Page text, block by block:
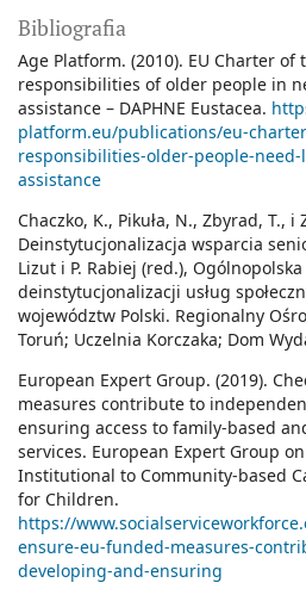
Bibliografia
Age Platform. (2010). EU Charter
responsibilities of older people in
assistance – DAPHNE Eustacea.
platform.eu/publications/eu-
responsibilities-older-people-
assistance
Chaczko, K., Pikuła, N., Zbyrad, T., i
Deinstytucjonalizacja wsparcia
Lizut i P. Rabiej (red.),
deinstytucjonalizacji usług
województw Polski. Regionalny
Toruń; Uczelnia Korczaka; Dom
European Expert Group. (2019).
measures contribute to
ensuring access to family-based
services. European Expert Group
Institutional to Community-based
for Children.
https://
ensure-eu-funded-measures-
developing-and-ensuring